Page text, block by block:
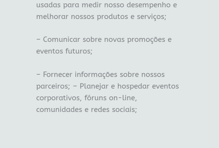
usadas para medir nosso desempenho e
melhorar nossos produtos e serviços;
– Comunicar sobre novas promoções e
eventos futuros;
– Fornecer informações sobre nossos
parceiros; – Planejar e hospedar eventos
corporativos, fóruns on-line,
comunidades e redes sociais;